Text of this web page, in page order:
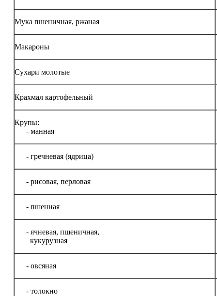
Мука пшеничная, ржаная
Макароны
Сухари молотые
Крахмал картофельный
Крупы:
- манная
- гречневая (ядрица)
- рисовая, перловая
- пшенная
- ячневая, пшеничная,
кукурузная
- овсяная
- толокно